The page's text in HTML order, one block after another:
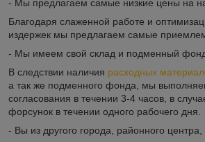
- Мы предлагаем самые низкие цены на
Благодаря слаженной работе и
издержек мы предлагаем самые
- Мы имеем свой склад и подменный
В следствии наличия расходных
а так же подменного фонда, мы
согласования в течении 3-4 часов, в
форсунок в течении одного рабочего дня.
- Вы из другого города, районного